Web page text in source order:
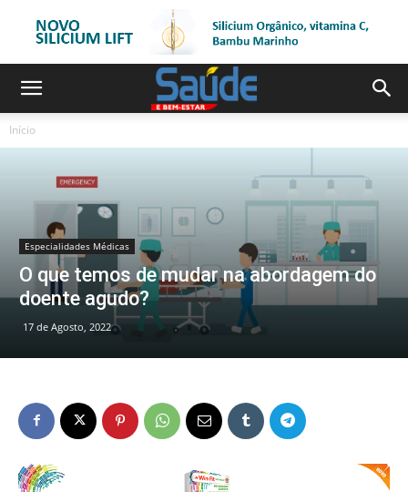
Início
Especialidades Médicas
O que temos de mudar na abordagem do
doente agudo?
17 de Agosto, 2022